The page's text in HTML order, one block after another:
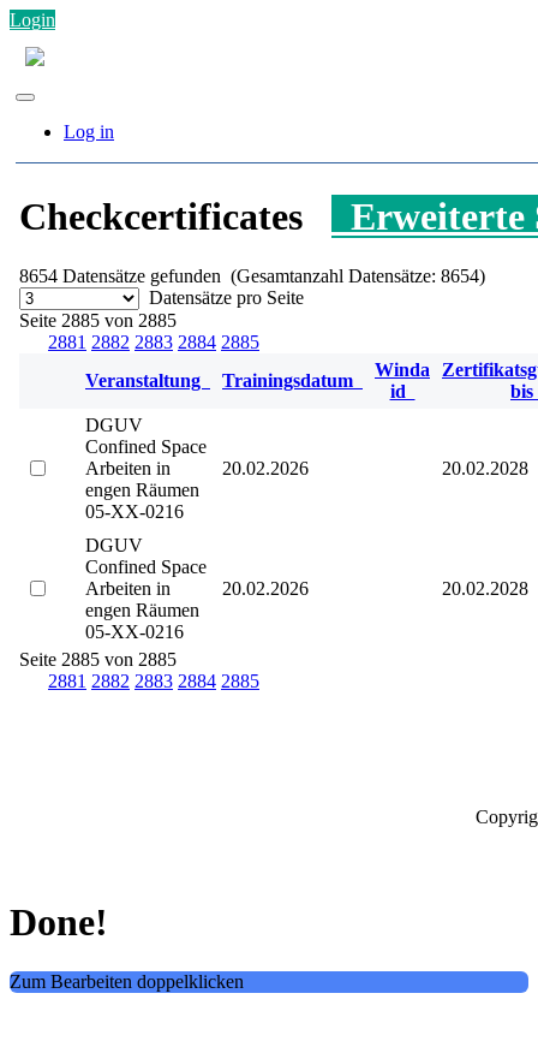
Login
Log in
Checkcertificates Erweiterte
8654 Datensätze gefunden (Gesamtanzahl Datensätze: 8654)
Datensätze pro Seite
Seite 2885 von 2885
2881 2882 2883 2884 2885
Veranstaltung
Trainingsdatum
Winda
id
DGUV
Confined Space
Arbeiten in
engen Räumen
05-XX-0216
20.02.2026 20.02.2028
DGUV
Confined Space
Arbeiten in
engen Räumen
05-XX-0216
20.02.2026 20.02.2028
Seite 2885 von 2885
2881 2882 2883 2884 2885
Done!
Zum Bearbeiten doppelklicken